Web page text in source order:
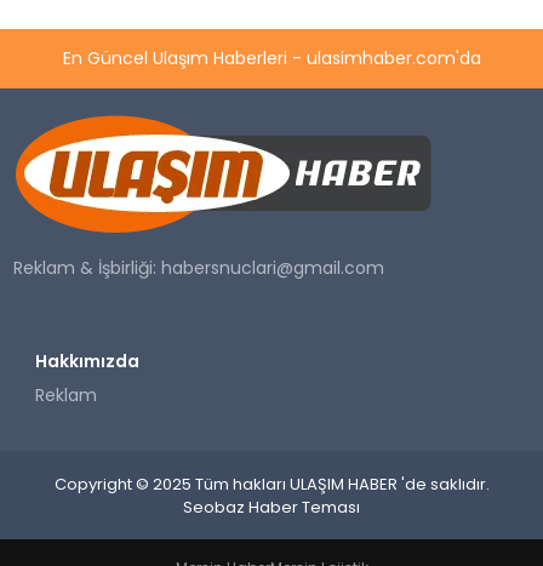
En Güncel Ulaşım Haberleri - ulasimhaber.com'da
Reklam & İşbirliği:habersnuclari@gmail.com
Hakkımızda
Reklam
Copyright © 2025 Tüm hakları ULAŞIM HABER 'de saklıdır.
Seobaz Haber Teması